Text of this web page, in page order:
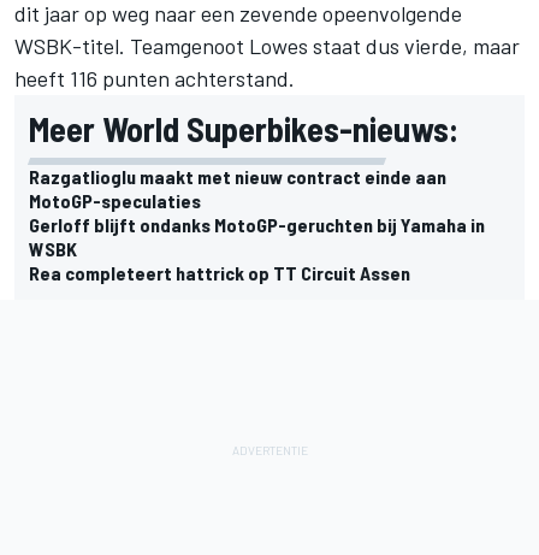
dit jaar op weg naar een zevende opeenvolgende
WSBK-titel. Teamgenoot Lowes staat dus vierde, maar
heeft 116 punten achterstand.
Meer World Superbikes-nieuws:
Razgatlioglu maakt met nieuw contract einde aan
MotoGP-speculaties
Gerloff blijft ondanks MotoGP-geruchten bij Yamaha in
WSBK
Rea completeert hattrick op TT Circuit Assen